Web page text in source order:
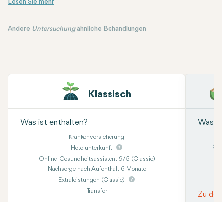
Andere Untersuchungähnliche Behandlungen
Klassisch
Was ist enthalten?
Krankenversicherung
Hotelunterkunft
Online-Gesundheitsassistent 9/5 (Classic)
Nachsorge nach Aufenthalt 6 Monate
Extraleistungen (Classic)
Transfer
Was
Zu